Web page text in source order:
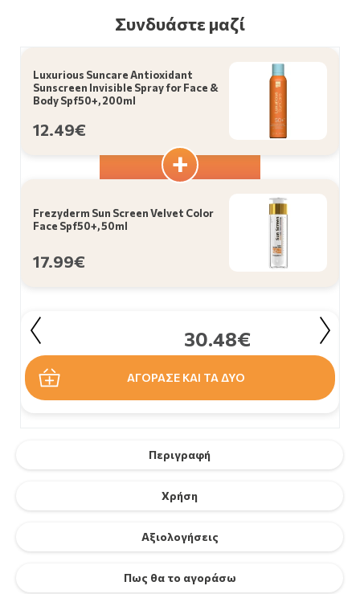
Περιγραφή
Χρήση
Αξιολογήσεις
Πως θα το αγοράσω
Συνδυάστε μαζί
Luxurious Suncare Antioxidant
Sunscreen Invisible Spray for Face &
Body Spf50+, 200ml
12.49€
Frezyderm Sun Screen Velvet Color
Face Spf50+, 50ml
17.99€
30.48€
ΑΓΟΡΑΣΕ ΚΑΙ ΤΑ ΔΥΟ